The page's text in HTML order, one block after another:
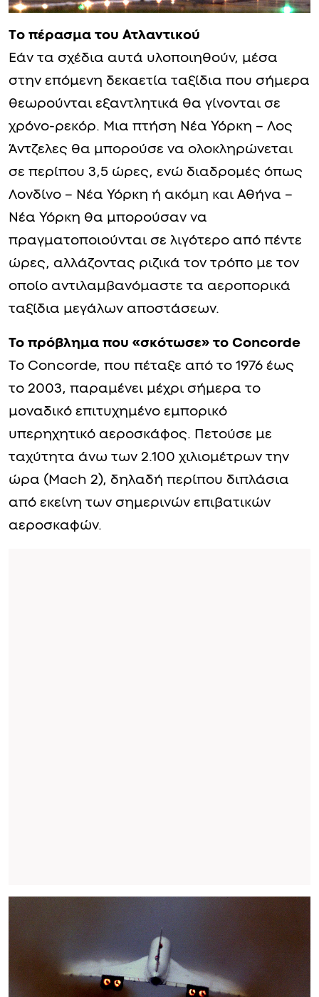
Tο πέρασμα του Ατλαντικού
Εάν τα σχέδια αυτά υλοποιηθούν, μέσα
στην επόμενη δεκαετία ταξίδια που σήμερα
θεωρούνται εξαντλητικά θα γίνονται σε
χρόνο-ρεκόρ. Μια πτήση Νέα Υόρκη – Λος
Άντζελες θα μπορούσε να ολοκληρώνεται
σε περίπου 3,5 ώρες, ενώ διαδρομές όπως
Λονδίνο – Νέα Υόρκη ή ακόμη και Αθήνα –
Νέα Υόρκη θα μπορούσαν να
πραγματοποιούνται σε λιγότερο από πέντε
ώρες, αλλάζοντας ριζικά τον τρόπο με τον
οποίο αντιλαμβανόμαστε τα αεροπορικά
ταξίδια μεγάλων αποστάσεων.
Το πρόβλημα που «σκότωσε» το Concorde
Το Concorde, που πέταξε από το 1976 έως
το 2003, παραμένει μέχρι σήμερα το
μοναδικό επιτυχημένο εμπορικό
υπερηχητικό αεροσκάφος. Πετούσε με
ταχύτητα άνω των 2.100 χιλιομέτρων την
ώρα (Mach 2), δηλαδή περίπου διπλάσια
από εκείνη των σημερινών επιβατικών
αεροσκαφών.